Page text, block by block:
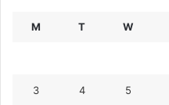
M T W
3 4 5